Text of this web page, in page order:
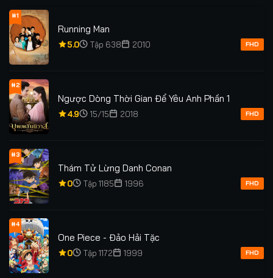
#1
Running Man
5.0 Tập 638 2010 FHD
#2
Ngược Dòng Thời Gian Để Yêu Anh Phần 1
4.9 15/15 2018 FHD
#3
Thám Tử Lừng Danh Conan
0 Tập 1185 1996 FHD
#4
One Piece - Đảo Hải Tặc
0 Tập 1172 1999 FHD